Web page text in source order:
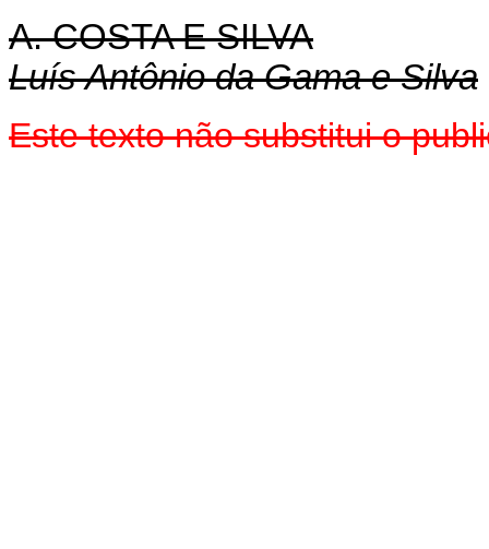
A. COSTA E SILVA
Luís Antônio da Gama e Silva
Este texto não substitui o